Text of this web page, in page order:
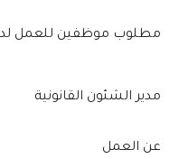
مطلوب موظفين للعمل لدى
مدير الشئون القانونية
عن العمل